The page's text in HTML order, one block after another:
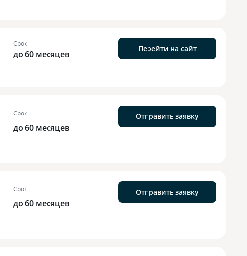
Срок
до 60 месяцев
Перейти на сайт
Срок
до 60 месяцев
Отправить заявку
Срок
до 60 месяцев
Отправить заявку